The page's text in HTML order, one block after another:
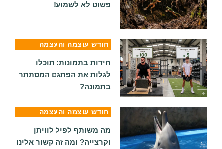
פשוט לא לשמוע!
חודש עוצמה והעצמה
חידות בתמונות: תוכלו
לגלות את הפתגם המסתתר
בתמונה?
חודש עוצמה והעצמה
מה משותף לפיל לוויתן
וקרצייה? ומה זה קשור אלינו